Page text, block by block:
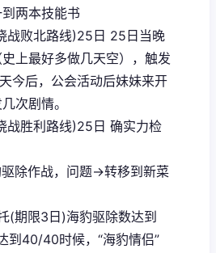
两本技能书
战败北路线)25日 25日当晚
上最好多做几天空），触发
今后，公会活动后妹妹来开
次剧情。
战胜利路线)25日 确实力检
除作战，问题→转移到新菜
(期限3日)海豹驱除数达到
到40/40时候，“海豹情侣”